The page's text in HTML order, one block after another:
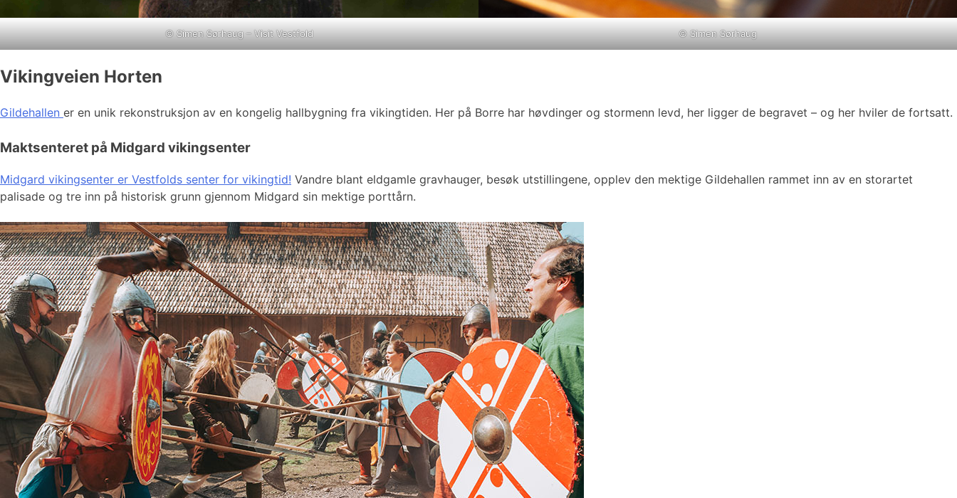
©Simen Sørhaug – Visit Vestfold ©Simen Sørhaug
Vikingveien Horten
Gildehallen er en unik rekonstruksjon av en kongelig hallbygning fra vikingtiden. Her på Borre har høvdinger og stormenn levd, her ligger de begravet – og her hviler de fortsatt.
Maktsenteret på Midgard vikingsenter
Midgard vikingsenter er Vestfolds senter for vikingtid! Vandre blant eldgamle gravhauger, besøk utstillingene, opplev den mektige Gildehallen rammet inn av en storartet
palisade og tre inn på historisk grunn gjennom Midgard sin mektige porttårn.